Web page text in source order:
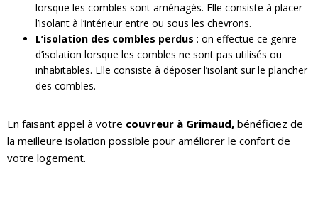
lorsque les combles sont aménagés. Elle consiste à placer
l’isolant à l’intérieur entre ou sous les chevrons.
L’isolation des combles perdus : on effectue ce genre
d’isolation lorsque les combles ne sont pas utilisés ou
inhabitables. Elle consiste à déposer l’isolant sur le plancher
des combles.
En faisant appel à votre couvreur à Grimaud, bénéficiez de
la meilleure isolation possible pour améliorer le confort de
votre logement.